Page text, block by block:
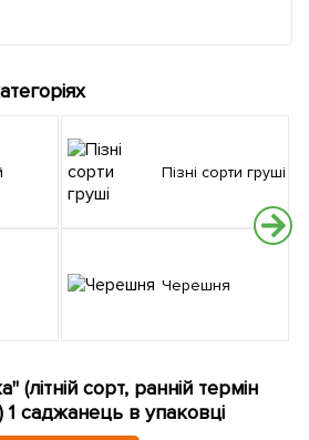
Пізні сорти груші
Черешня
(літній сорт, ранній термін
1 саджанець в упаковці